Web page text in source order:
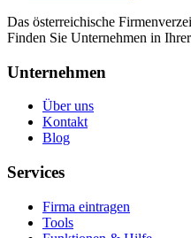
Das österreichische
Finden Sie Unternehmen in
Unternehmen
Über uns
Kontakt
Blog
Services
Firma eintragen
Tools